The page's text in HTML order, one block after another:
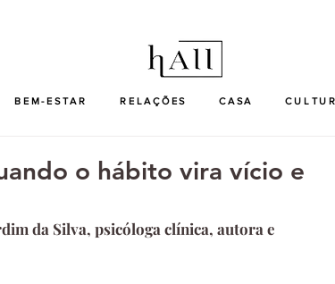
BEM-ESTAR RELAÇÕES CASA
o hábito vira vício e
da Silva, psicóloga clínica, autora e